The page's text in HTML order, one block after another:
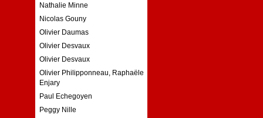
Nathalie Minne
Nicolas Gouny
Olivier Daumas
Olivier Desvaux
Olivier Desvaux
Olivier Philipponneau, Raphaële
Enjary
Paul Echegoyen
Peggy Nille